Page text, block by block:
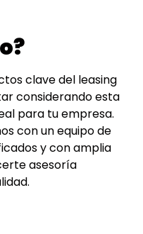
clave del leasing
considerando esta
para tu empresa.
con un equipo de
y con amplia
asesoría